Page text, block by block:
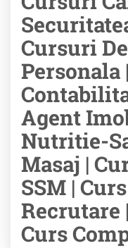
Cursuri
Personala
Agent
Nutritie-
Masaj |
SSM |
Recrutare
Curs